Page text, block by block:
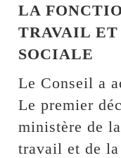
LA
TRAVAIL
SOCIALE
Le Conseil a
Le premier
ministère de
travail et de